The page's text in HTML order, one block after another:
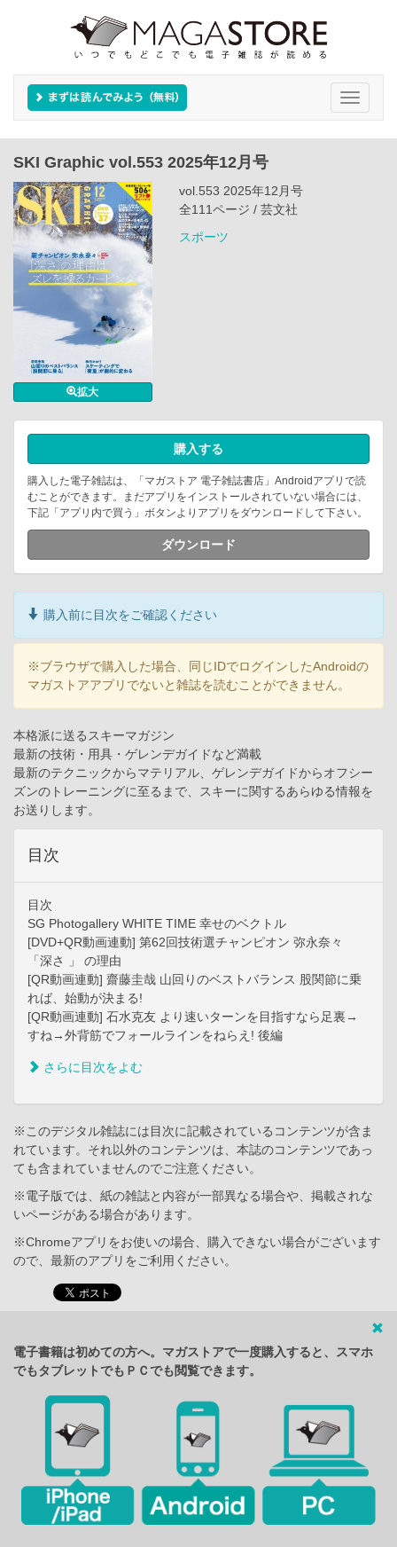
Toggle
SKI Graphic vol.553 2025年12月号
拡大
vol.553 2025年12月号
全111ページ / 芸文社
スポーツ
購入する
購入した電子雑誌は、「マガストア 電子雑誌書店」Androidアプリで読
むことができます。まだアプリをインストールされていない場合には、
下記「アプリ内で買う」ボタンよりアプリをダウンロードして下さい。
ダウンロード
購入前に目次をご確認ください
※ブラウザで購入した場合、同じIDでログインしたAndroidの
マガストアアプリでないと雑誌を読むことができません。
本格派に送るスキーマガジン
最新の技術・用具・ゲレンデガイドなど満載
最新のテクニックからマテリアル、ゲレンデガイドからオフシー
ズンのトレーニングに至るまで、スキーに関するあらゆる情報を
お送りします。
目次
目次
SG Photogallery WHITE TIME 幸せのベクトル
[DVD+QR動画連動] 第62回技術選チャンピオン 弥永奈々
「深さ 」 の理由
[QR動画連動] 齋藤圭哉 山回りのベストバランス 股関節に乗
れば、始動が決まる!
[QR動画連動] 石水克友 より速いターンを目指すなら足裏→
すね→外背筋でフォールラインをねらえ! 後編
さらに目次をよむ
※このデジタル雑誌には目次に記載されているコンテンツが含ま
れています。それ以外のコンテンツは、本誌のコンテンツであっ
ても含まれていませんのでご注意ください。
※電子版では、紙の雑誌と内容が一部異なる場合や、掲載されな
いページがある場合があります。
※Chromeアプリをお使いの場合、購入できない場合がございます
ので、最新のアプリをご利用ください。
電子書籍は初めての方へ。マガストアで一度購入すると、スマホ
でもタブレットでもＰＣでも閲覧できます。